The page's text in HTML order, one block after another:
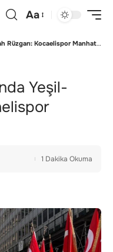
Aa
Kocaelispor Manhattan’ı Salladı!
Yeşil-
1 Dakika Okuma